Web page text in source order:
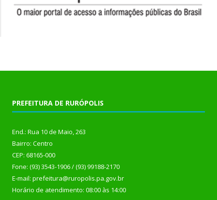
PREFEITURA DE RURÓPOLIS
End.: Rua 10 de Maio, 263
Bairro: Centro
CEP: 68165-000
Fone: (93) 3543-1906 / (93) 99188-2170
E-mail: prefeitura@ruropolis.pa.gov.br
Horário de atendimento: 08:00 às 14:00